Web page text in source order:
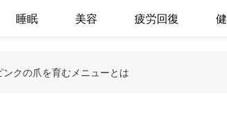
睡眠 美容 疲労回復
クの爪を育むメニューとは